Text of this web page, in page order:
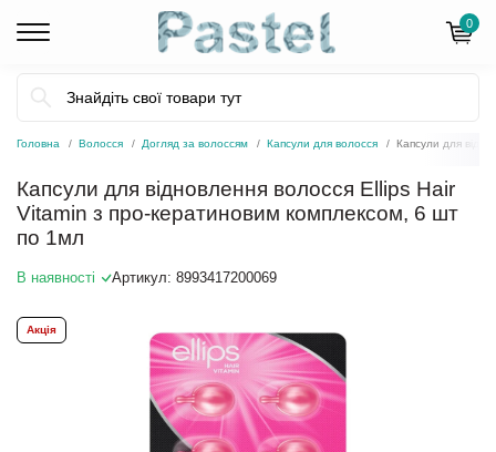
0
Головна Волосся Догляд за волоссям Капсули для волосся Капсули для
Капсули для відновлення волосся Ellips Hair
Vitamin з про-кератиновим комплексом, 6 шт
по 1мл
В наявності Артикул: 8993417200069
Акція